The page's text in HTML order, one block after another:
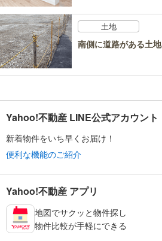
土地
南側に道路がある土地
Yahoo!不動産 LINE公式アカウント
新着物件をいち早くお届け！
便利な機能のご紹介
Yahoo!不動産 アプリ
地図でサクッと物件探し
物件比較が手軽にできる